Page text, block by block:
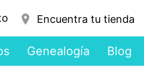
Encuentra tu tienda
Genealogía Blog